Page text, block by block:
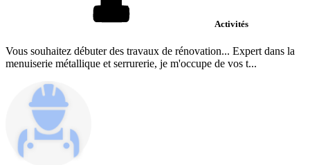
Activités
Vous souhaitez débuter des travaux de rénovation... Expert dans la
menuiserie métallique et serrurerie, je m'occupe de vos t...